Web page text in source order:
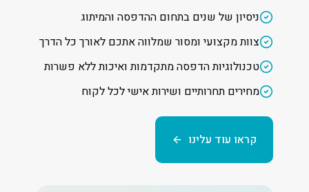
ניסיון של שנים בתחום ההדפסה והמיתוג
צוות מקצועי ומסור שמלווה אתכם לאורך כל הדרך
טכנולוגיות הדפסה מתקדמות ואיכות ללא פשרות
מחירים תחרותיים ושירות אישי לכל לקוח
קראו עוד עלינו